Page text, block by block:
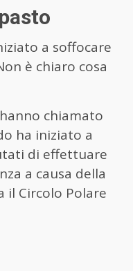
a soffocare
è chiaro cosa
chiamato
ha iniziato a
di effettuare
a causa della
il Circolo Polare